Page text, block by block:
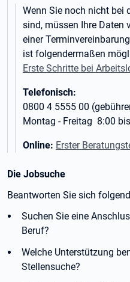
Wenn Sie noch nicht bei
sind, müssen Ihre Daten
einer
ist folgendermaßen
Erste Schritte bei
Telefonisch:
0800 4 5555 00
Montag - Freitag 8:00
Online: Erster
Die Jobsuche
Beantworten Sie sich
Suchen Sie eine
Beruf?
Welche Unterstützung
Stellensuche?